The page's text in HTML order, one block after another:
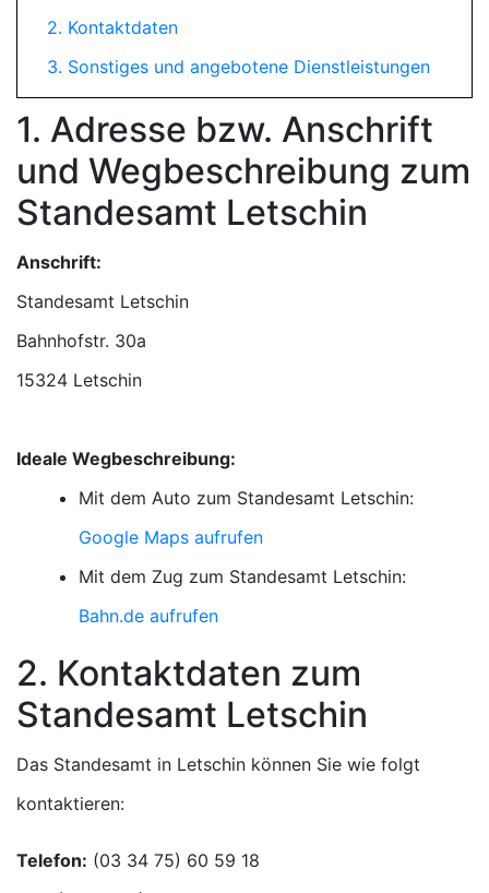
2. Kontaktdaten
3. Sonstiges und angebotene Dienstleistungen
1. Adresse bzw. Anschrift
und Wegbeschreibung zum
Standesamt Letschin
Anschrift:
Standesamt Letschin
15324 Letschin
Ideale Wegbeschreibung:
Mit dem Auto zum Standesamt Letschin:
Google Maps aufrufen
Mit dem Zug zum Standesamt Letschin:
Bahn.de aufrufen
2. Kontaktdaten zum
Standesamt Letschin
Das Standesamt in Letschin können Sie wie folgt
kontaktieren:
Telefon: